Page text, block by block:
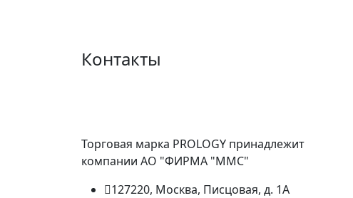
Контакты
Торговая марка PROLOGY принадлежит
компании АО "ФИРМА "ММС"
127220, Москва, Писцовая, д. 1А